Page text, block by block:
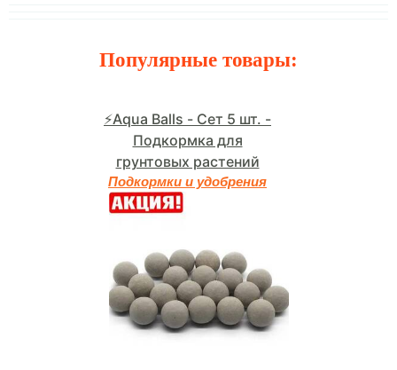
Популярные товары:
⚡Aqua Balls - Сет 5 шт. -
Подкормка для
грунтовых растений
Подкормки и удобрения